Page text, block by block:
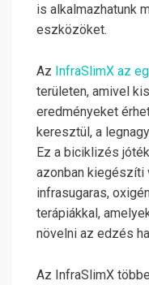
is alkalmazhatunk
eszközöket.
Az InfraSlimX az
területen, amivel
eredményeket
keresztül, a
Ez a biciklizés
azonban kiegészíti
infrasugaras,
terápiákkal,
növelni az edzés
Az InfraSlimX